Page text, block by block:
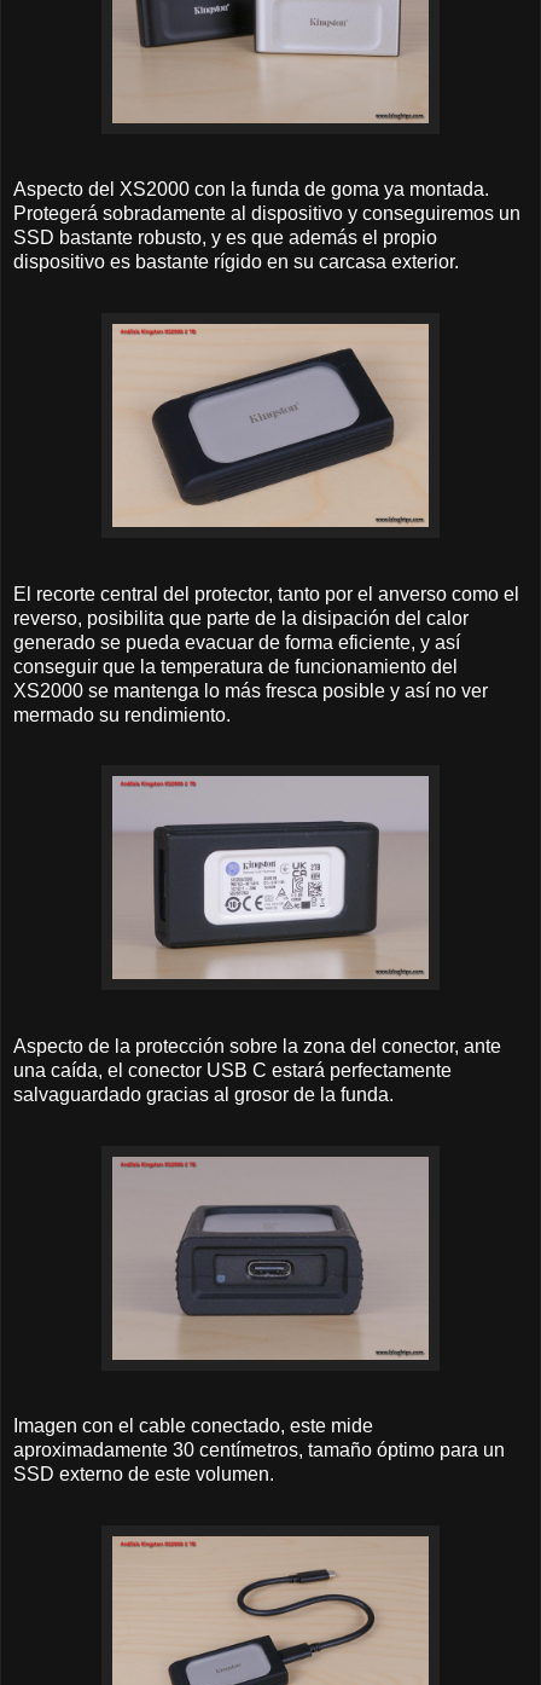
Aspecto del XS2000 con la funda de goma ya montada.
Protegerá sobradamente al dispositivo y conseguiremos un
SSD bastante robusto, y es que además el propio
dispositivo es bastante rígido en su carcasa exterior.
El recorte central del protector, tanto por el anverso como el
reverso, posibilita que parte de la disipación del calor
generado se pueda evacuar de forma eficiente, y así
conseguir que la temperatura de funcionamiento del
XS2000 se mantenga lo más fresca posible y así no ver
mermado su rendimiento.
Aspecto de la protección sobre la zona del conector, ante
una caída, el conector USB C estará perfectamente
salvaguardado gracias al grosor de la funda.
Imagen con el cable conectado, este mide
aproximadamente 30 centímetros, tamaño óptimo para un
SSD externo de este volumen.